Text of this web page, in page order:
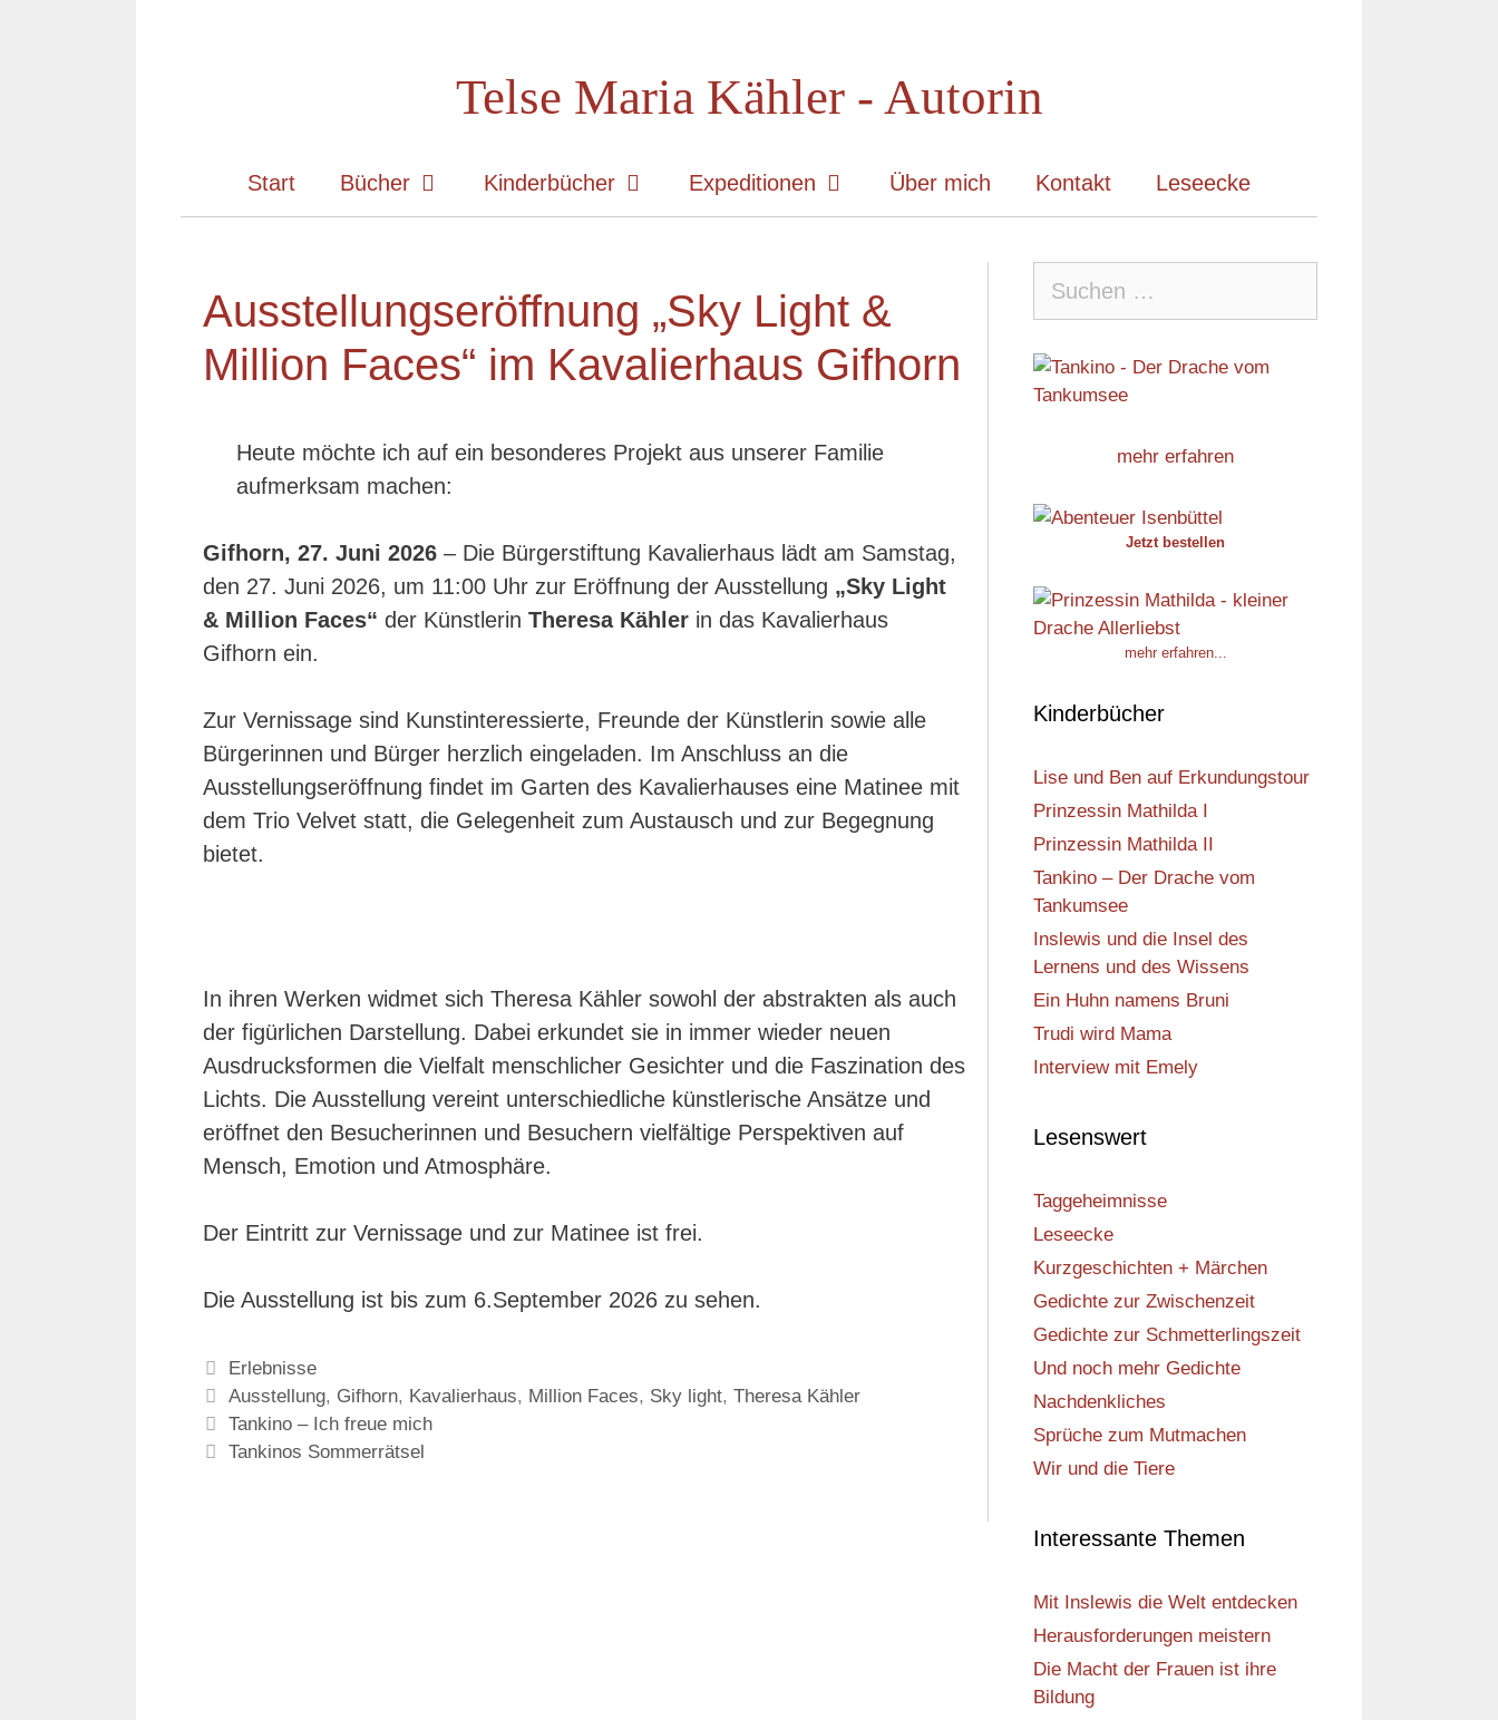
Telse Maria Kähler - Autorin
Start Bücher Kinderbücher Expeditionen Über mich Kontakt Leseecke
Ausstellungseröffnung „Sky Light &
Million Faces“ im Kavalierhaus Gifhorn
Heute möchte ich auf ein besonderes Projekt aus unserer Familie
aufmerksam machen:
Gifhorn, 27. Juni 2026 – Die Bürgerstiftung Kavalierhaus lädt am Samstag,
den 27. Juni 2026, um 11:00 Uhr zur Eröffnung der Ausstellung „Sky Light
& Million Faces“ der Künstlerin Theresa Kähler in das Kavalierhaus
Gifhorn ein.
Zur Vernissage sind Kunstinteressierte, Freunde der Künstlerin sowie alle
Bürgerinnen und Bürger herzlich eingeladen. Im Anschluss an die
Ausstellungseröffnung findet im Garten des Kavalierhauses eine Matinee mit
dem Trio Velvet statt, die Gelegenheit zum Austausch und zur Begegnung
bietet.
In ihren Werken widmet sich Theresa Kähler sowohl der abstrakten als auch
der figürlichen Darstellung. Dabei erkundet sie in immer wieder neuen
Ausdrucksformen die Vielfalt menschlicher Gesichter und die Faszination des
Lichts. Die Ausstellung vereint unterschiedliche künstlerische Ansätze und
eröffnet den Besucherinnen und Besuchern vielfältige Perspektiven auf
Mensch, Emotion und Atmosphäre.
Der Eintritt zur Vernissage und zur Matinee ist frei.
Die Ausstellung ist bis zum 6.September 2026 zu sehen.
Kategorien
Erlebnisse
Schlagwörter
Ausstellung, Gifhorn, Kavalierhaus, Million Faces, Sky light,Theresa Kähler
Tankino – Ich freue mich
Tankinos Sommerrätsel
nach:
mehr erfahren
Jetzt bestellen
mehr erfahren...
Kinderbücher
Lise und Ben auf Erkundungstour
Prinzessin Mathilda I
Prinzessin Mathilda II
Tankino – Der Drache vom
Tankumsee
Inslewis und die Insel des
Lernens und des Wissens
Ein Huhn namens Bruni
Trudi wird Mama
Interview mit Emely
Lesenswert
Taggeheimnisse
Leseecke
Kurzgeschichten + Märchen
Gedichte zur Zwischenzeit
Gedichte zur Schmetterlingszeit
Und noch mehr Gedichte
Nachdenkliches
Sprüche zum Mutmachen
Wir und die Tiere
Interessante Themen
Mit Inslewis die Welt entdecken
Herausforderungen meistern
Die Macht der Frauen ist ihre
Bildung